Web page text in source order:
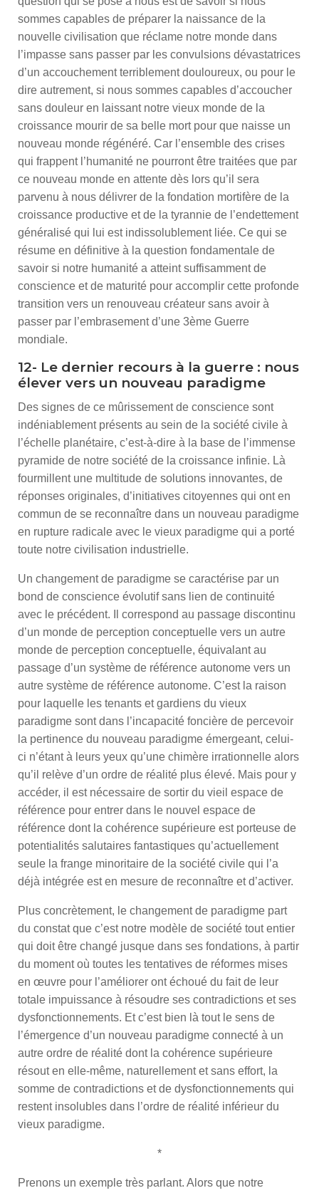
sommes capables de préparer la naissance de la
nouvelle civilisation que réclame notre monde dans
l’impasse sans passer par les convulsions dévastatrices
d’un accouchement terriblement douloureux, ou pour le
dire autrement, si nous sommes capables d’accoucher
sans douleur en laissant notre vieux monde de la
croissance mourir de sa belle mort pour que naisse un
nouveau monde régénéré. Car l’ensemble des crises
qui frappent l’humanité ne pourront être traitées que par
ce nouveau monde en attente dès lors qu’il sera
parvenu à nous délivrer de la fondation mortifère de la
croissance productive et de la tyrannie de l’endettement
généralisé qui lui est indissolublement liée. Ce qui se
résume en définitive à la question fondamentale de
savoir si notre humanité a atteint suffisamment de
conscience et de maturité pour accomplir cette profonde
transition vers un renouveau créateur sans avoir à
passer par l’embrasement d’une 3ème Guerre
mondiale.
12- Le dernier recours à la guerre : nous
élever vers un nouveau paradigme
Des signes de ce mûrissement de conscience sont
indéniablement présents au sein de la société civile à
l’échelle planétaire, c’est-à-dire à la base de l’immense
pyramide de notre société de la croissance infinie. Là
fourmillent une multitude de solutions innovantes, de
réponses originales, d’initiatives citoyennes qui ont en
commun de se reconnaître dans un nouveau paradigme
en rupture radicale avec le vieux paradigme qui a porté
toute notre civilisation industrielle.
Un changement de paradigme se caractérise par un
bond de conscience évolutif sans lien de continuité
avec le précédent. Il correspond au passage discontinu
d’un monde de perception conceptuelle vers un autre
monde de perception conceptuelle, équivalant au
passage d’un système de référence autonome vers un
autre système de référence autonome. C’est la raison
pour laquelle les tenants et gardiens du vieux
paradigme sont dans l’incapacité foncière de percevoir
la pertinence du nouveau paradigme émergeant, celui-
ci n’étant à leurs yeux qu’une chimère irrationnelle alors
qu’il relève d’un ordre de réalité plus élevé. Mais pour y
accéder, il est nécessaire de sortir du vieil espace de
référence pour entrer dans le nouvel espace de
référence dont la cohérence supérieure est porteuse de
potentialités salutaires fantastiques qu’actuellement
seule la frange minoritaire de la société civile qui l’a
déjà intégrée est en mesure de reconnaître et d’activer.
Plus concrètement, le changement de paradigme part
du constat que c’est notre modèle de société tout entier
qui doit être changé jusque dans ses fondations, à partir
du moment où toutes les tentatives de réformes mises
en œuvre pour l’améliorer ont échoué du fait de leur
totale impuissance à résoudre ses contradictions et ses
dysfonctionnements. Et c’est bien là tout le sens de
l’émergence d’un nouveau paradigme connecté à un
autre ordre de réalité dont la cohérence supérieure
résout en elle-même, naturellement et sans effort, la
somme de contradictions et de dysfonctionnements qui
restent insolubles dans l’ordre de réalité inférieur du
vieux paradigme.
*
Prenons un exemple très parlant. Alors que notre